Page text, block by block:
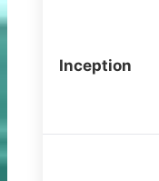
Inception